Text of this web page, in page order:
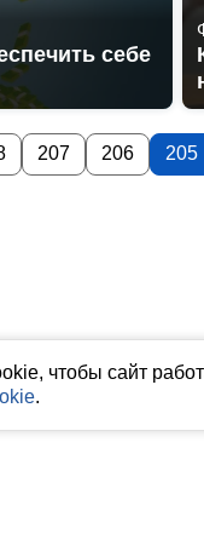
чтобы сайт
.
себе
207 206 205